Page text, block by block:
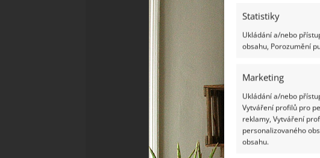
Statistiky
Ukládání a/nebo
obsahu, Porozumění
Marketing
Ukládání a/nebo
Vytváření profilů pro
reklamy, Vytváření
personalizovaného
obsahu.